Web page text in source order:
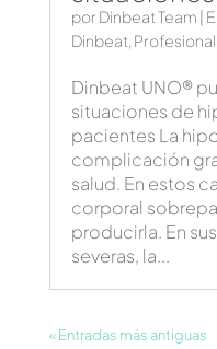
porDinbeat Team |
Dinbeat
Dinbeat UNO®
situaciones de
pacientes La
complicación
salud. En estos
corporal
producirla. En
severas, la...
« Entradas más antiguas